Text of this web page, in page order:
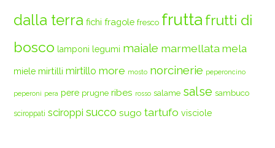
dalla terra fichi fragole fresco frutta frutti di
bosco lamponi legumi maiale marmellata mela
miele mirtilli mirtillo more mosto norcinerie peperoncino
peperoni pera pere prugne ribes rosso salame salse sambuco
sciroppati sciroppi succo sugo tartufo visciole